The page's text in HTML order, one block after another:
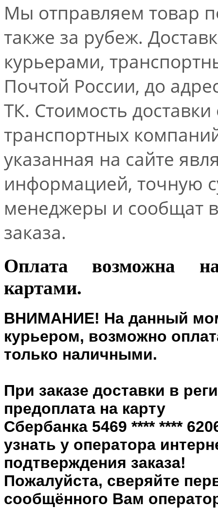
Мы отправляем товар
также за рубеж.
курьерами,
Почтой России, до
ТК. Стоимость
транспортных
указанная на сайте
информацией, точную
менеджеры и сообщат
заказа.
Оплата возможна
картами.
ВНИМАНИЕ! На данный
курьером, возможно
только наличными.
При заказе доставки в
предоплата на карту
Сбербанка 5469 **** ****
узнать у оператора
подтверждения заказа!
Пожалуйста, сверяйте
сообщённого Вам